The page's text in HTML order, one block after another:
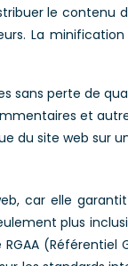
le
La
sans perte de
et
du site web
car elle
plus